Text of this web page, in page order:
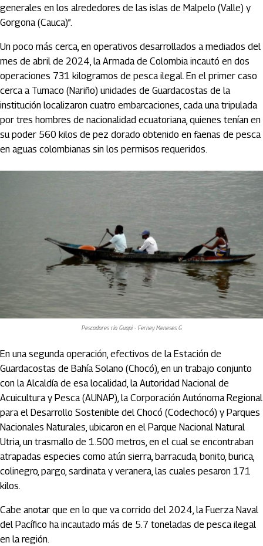
generales en los alrededores de las islas de Malpelo (Valle) y
Gorgona (Cauca)”.
Un poco más cerca, en operativos desarrollados a mediados del
mes de abril de 2024, la Armada de Colombia incautó en dos
operaciones 731 kilogramos de pesca ilegal. En el primer caso
cerca a Tumaco (Nariño) unidades de Guardacostas de la
institución localizaron cuatro embarcaciones, cada una tripulada
por tres hombres de nacionalidad ecuatoriana, quienes tenían en
su poder 560 kilos de pez dorado obtenido en faenas de pesca
en aguas colombianas sin los permisos requeridos.
Pescadores río Guapi - Ferney Meneses G
En una segunda operación, efectivos de la Estación de
Guardacostas de Bahía Solano (Chocó), en un trabajo conjunto
con la Alcaldía de esa localidad, la Autoridad Nacional de
Acuicultura y Pesca (AUNAP), la Corporación Autónoma Regional
para el Desarrollo Sostenible del Chocó (Codechocó) y Parques
Nacionales Naturales, ubicaron en el Parque Nacional Natural
Utria, un trasmallo de 1.500 metros, en el cual se encontraban
atrapadas especies como atún sierra, barracuda, bonito, burica,
colinegro, pargo, sardinata y veranera, las cuales pesaron 171
kilos.
Cabe anotar que en lo que va corrido del 2024, la Fuerza Naval
del Pacífico ha incautado más de 5.7 toneladas de pesca ilegal
en la región.